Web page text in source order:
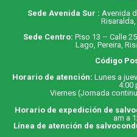
Sede Avenida Sur : Avenida
Sede Centro: Piso 13 – Calle
Lago, Pereira,
Código
Horario de atención: Lunes a
4:00
Viernes (Jornada
Horario de expedición de
am a
Línea de atención de